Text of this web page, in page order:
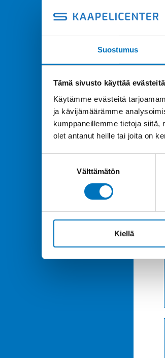
Suostumus
Tämä sivusto käyttää evästeitä
Käytämme evästeitä
ja kävijämäärämme
kumppaneillemme tietoja siitä,
olet antanut heille tai joita on
Välttämätön
Kiellä